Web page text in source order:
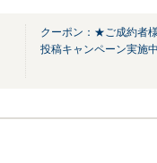
クーポン：★ご成約者
投稿キャンペーン実施